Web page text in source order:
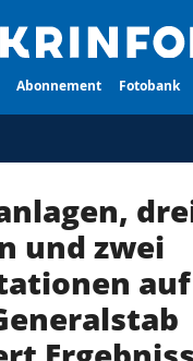
Abonnement Fotobank
und zwei